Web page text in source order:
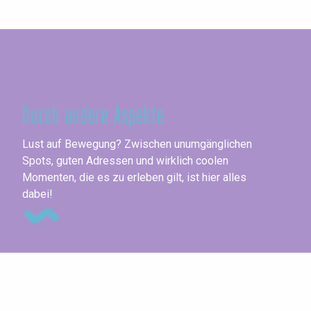
Durch andere Aspekte
Lust auf Bewegung? Zwischen unumgänglichen
Spots, guten Adressen und wirklich coolen
Momenten, die es zu erleben gilt, ist hier alles
dabei!